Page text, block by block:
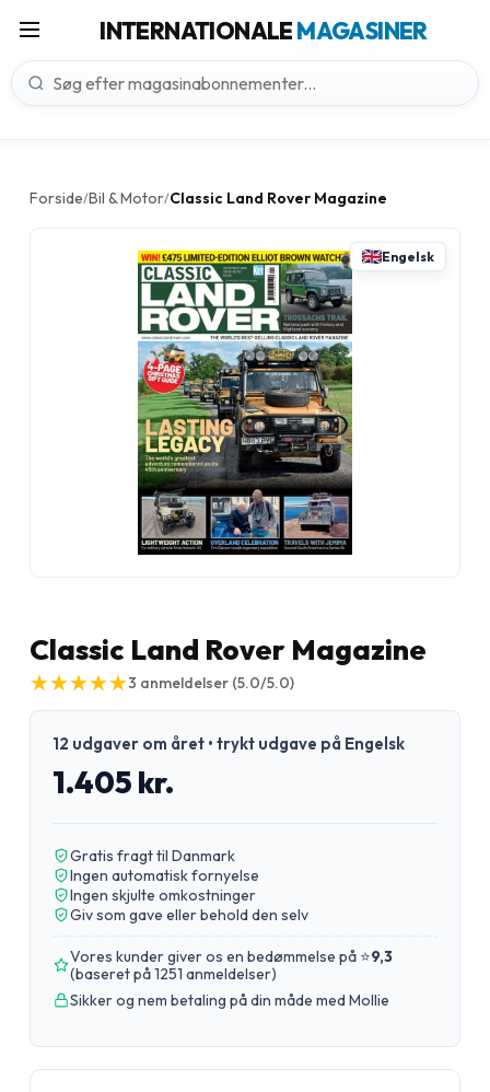
INTERNATIONALEMAGASINER
Forside/Bil & Motor/Classic Land Rover Magazine
Engelsk
Classic Land Rover Magazine
★
★★
★★
★★
★★
★3 anmeldelser (5.0/5.0)
12 udgaver om året • trykt udgave på Engelsk
1.405 kr.
Gratis fragt til Danmark
Ingen automatisk fornyelse
Ingen skjulte omkostninger
Giv som gave eller behold den selv
Vores kunder giver os en bedømmelse på ⭐9,3
(baseret på 1251 anmeldelser)
Sikker og nem betaling på din måde med Mollie